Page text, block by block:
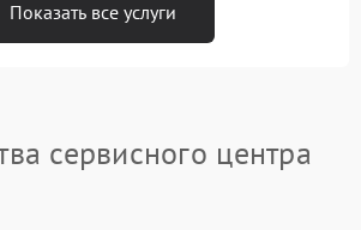
Показать все услуги
сервисного центра